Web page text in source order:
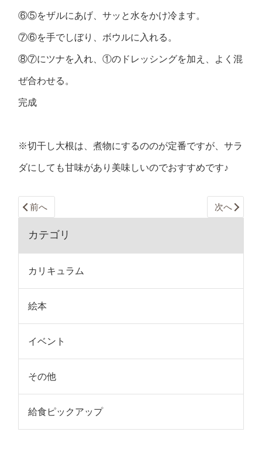
⑥⑤をザルにあげ、サッと水をかけ冷ます。
⑦⑥を手でしぼり、ボウルに入れる。
⑧⑦にツナを入れ、①のドレッシングを加え、よく混
ぜ合わせる。
完成
※切干し大根は、煮物にするののが定番ですが、サラ
ダにしても甘味があり美味しいのでおすすめです♪
前へ 次へ
カテゴリ
カリキュラム
絵本
イベント
その他
給食ピックアップ